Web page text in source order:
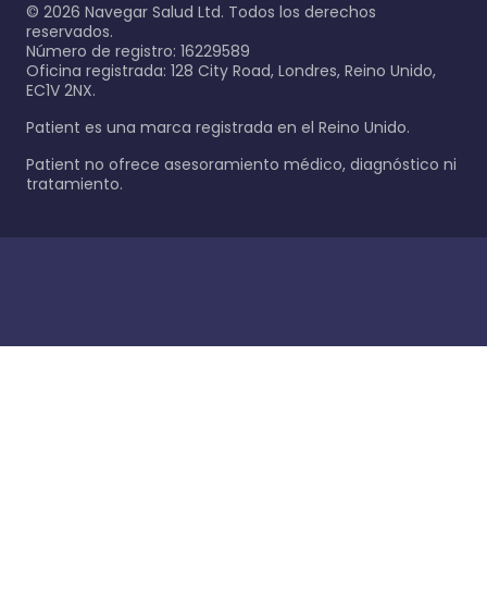
© 2026 Navegar Salud Ltd. Todos los derechos
reservados.
Número de registro: 16229589
Oficina registrada: 128 City Road, Londres, Reino Unido,
EC1V 2NX.
Patient es una marca registrada en el Reino Unido.
Patient no ofrece asesoramiento médico, diagnóstico ni
tratamiento.